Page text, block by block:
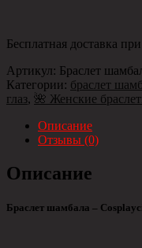
Бесплатная доставка
Артикул: Браслет
Категории: браслет
глаз, 🌺 Женские
Описание
Отзывы (0)
Описание
Браслет шамбала –